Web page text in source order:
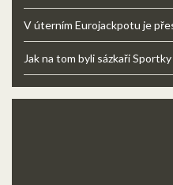
V úterním Eurojackpotu je
Jak na tom byli sázkaři